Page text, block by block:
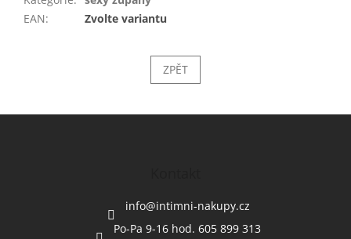
EAN: Zvolte variantu
ZPĚT
info@intimni-nakupy.cz
Po-Pa 9-16 hod. 605 899 313